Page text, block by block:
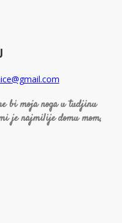
bi moja noga u tudjinu
je najmilije domu mom,